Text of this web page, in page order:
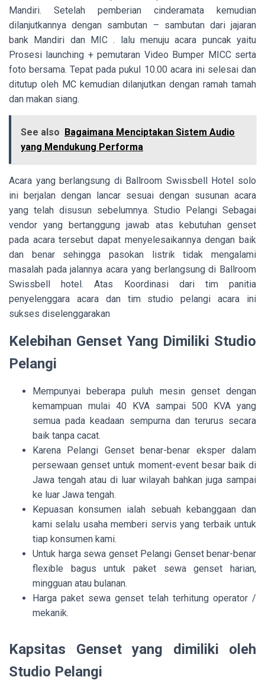
Mandiri. Setelah pemberian cinderamata kemudian
dilanjutkannya dengan sambutan – sambutan dari jajaran
bank Mandiri dan MIC . lalu menuju acara puncak yaitu
Prosesi launching + pemutaran Video Bumper MICC serta
foto bersama. Tepat pada pukul 10.00 acara ini selesai dan
ditutup oleh MC kemudian dilanjutkan dengan ramah tamah
dan makan siang.
See also Bagaimana Menciptakan Sistem Audio
yang Mendukung Performa
Acara yang berlangsung di Ballroom Swissbell Hotel solo
ini berjalan dengan lancar sesuai dengan susunan acara
yang telah disusun sebelumnya. Studio Pelangi Sebagai
vendor yang bertanggung jawab atas kebutuhan genset
pada acara tersebut dapat menyelesaikannya dengan baik
dan benar sehingga pasokan listrik tidak mengalami
masalah pada jalannya acara yang berlangsung di Ballroom
Swissbell hotel. Atas Koordinasi dari tim panitia
penyelenggara acara dan tim studio pelangi acara ini
sukses diselenggarakan
Kelebihan Genset Yang Dimiliki Studio
Pelangi
Mempunyai beberapa puluh mesin genset dengan
kemampuan mulai 40 KVA sampai 500 KVA yang
semua pada keadaan sempurna dan terurus secara
baik tanpa cacat.
Karena Pelangi Genset benar-benar eksper dalam
persewaan genset untuk moment-event besar baik di
Jawa tengah atau di luar wilayah bahkan juga sampai
ke luar Jawa tengah.
Kepuasan konsumen ialah sebuah kebanggaan dan
kami selalu usaha memberi servis yang terbaik untuk
tiap konsumen kami.
Untuk harga sewa genset Pelangi Genset benar-benar
flexible bagus untuk paket sewa genset harian,
mingguan atau bulanan.
Harga paket sewa genset telah terhitung operator /
mekanik.
Kapsitas Genset yang dimiliki oleh
Studio Pelangi